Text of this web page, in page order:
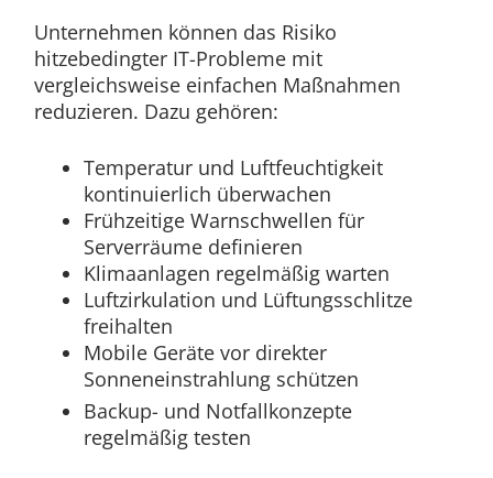
Unternehmen können das Risiko
hitzebedingter IT-Probleme mit
vergleichsweise einfachen Maßnahmen
reduzieren. Dazu gehören:
Temperatur und Luftfeuchtigkeit
kontinuierlich überwachen
Frühzeitige Warnschwellen für
Serverräume definieren
Klimaanlagen regelmäßig warten
Luftzirkulation und Lüftungsschlitze
freihalten
Mobile Geräte vor direkter
Sonneneinstrahlung schützen
Backup- und Notfallkonzepte
regelmäßig testen